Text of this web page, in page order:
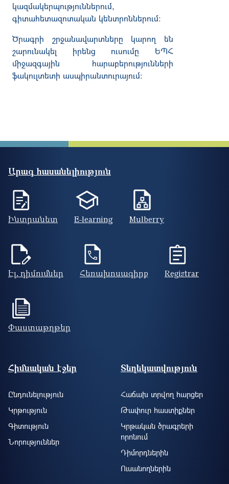
կազմակերպություններում,
գիտահետազոտական կենտրոններում:
Ծրագրի
շրջանավարտները կարող
են
շարունակել
իրենց ուսումը
ԵՊՀ
միջազգային
հարաբերությունների
ֆակուլտետի ասպիրանտուրայում:
Արագ հասանելիություն
Ինտրանետ E-learning Mulberry
Էլ. դիմումներ Հեռախոսագիրք Registrar
Փաստաթղթեր
Footer site information
Հիմնական էջեր
Ընդունելություն
Կրթություն
Գիտություն
Նորություններ
Տեղեկատվություն
Հաճախ տրվող հարցեր
Թափուր հաստիքներ
Կրթական ծրագրերի
որոնում
Դիմորդներին
Ուսանողներին